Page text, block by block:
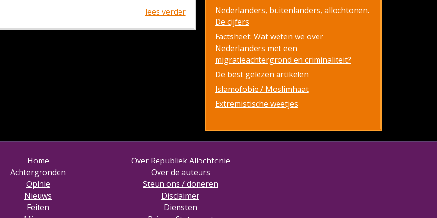
lees verder
Nederlanders, buitenlanders, allochtonen.
De cijfers
Factsheet: Wat weten we over
Nederlanders met een
migratieachtergrond en criminaliteit?
De best gelezen artikelen
Islamofobie / Moslimhaat
Extremistische weetjes
Home
Achtergronden
Opinie
Nieuws
Feiten
Over Republiek Allochtonië
Over de auteurs
Steun ons / doneren
Disclaimer
Diensten